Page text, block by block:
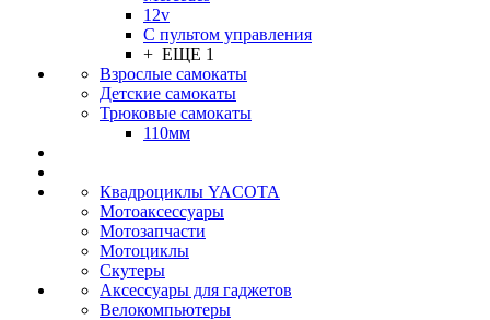
12v
С пультом управления
+ ЕЩЕ 1
Взрослые самокаты
Детские самокаты
Трюковые самокаты
110мм
Квадроциклы YACOTA
Мотоаксессуары
Мотозапчасти
Мотоциклы
Скутеры
Аксессуары для гаджетов
Велокомпьютеры